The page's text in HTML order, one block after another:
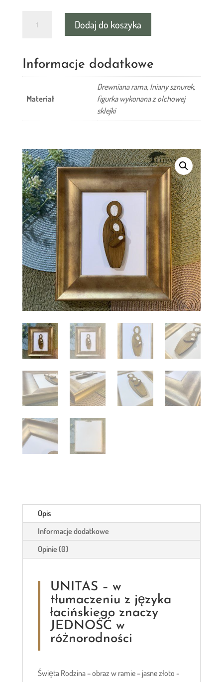
obraz
–
złoto
Dodaj do koszyka
Informacje dodatkowe
Materiał
Drewniana rama, lniany sznurek,
figurka wykonana z olchowej
sklejki
Opis
Informacje dodatkowe
Opinie (0)
UNITAS – w
tłumaczeniu z języka
łacińskiego znaczy
JEDNOŚĆ w
różnorodności
Święta Rodzina – obraz w ramie – jasne złoto -